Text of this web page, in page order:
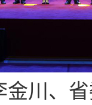
川、